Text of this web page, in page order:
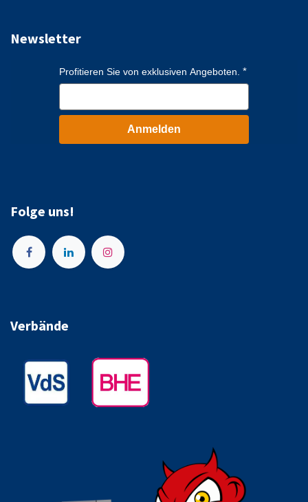
Newsletter
Profitieren Sie von exklusiven Angeboten.
Anmelden
Folge uns!
Verbände